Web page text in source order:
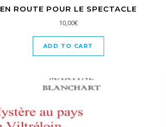
EN ROUTE POUR LE SPECTACLE
10,00€
ADD TO CART